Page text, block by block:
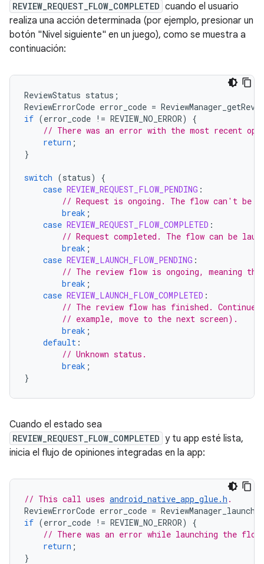
REVIEW_REQUEST_FLOW_COMPLETED cuando el usuario
realiza una acción determinada (por ejemplo, presionar un
botón "Nivel siguiente" en un juego), como se muestra a
continuación:
ReviewStatus status ;
ReviewErrorCode error_code =
if (error_code != REVIEW_NO_ERROR)
{
// There was an error with the most recent
return ;
}
switch (status)
{
case REVIEW_REQUEST_FLOW_PENDING :
// Request is ongoing. The flow can't be
break ;
case REVIEW_REQUEST_FLOW_COMPLETED :
// Request completed. The flow can be
break ;
case REVIEW_LAUNCH_FLOW_PENDING :
// The review flow is ongoing, meaning
break ;
case REVIEW_LAUNCH_FLOW_COMPLETED :
// The review flow has finished. Continue
// example, move to the next screen).
break ;
default :
// Unknown status.
break ;
}
Cuando el estado sea
REVIEW_REQUEST_FLOW_COMPLETED y tu app esté lista,
inicia el flujo de opiniones integradas en la app:
// This call uses android_native_app_glue.h .
ReviewErrorCode error_code =
if (error_code != REVIEW_NO_ERROR)
{
// There was an error while launching the
return ;
}